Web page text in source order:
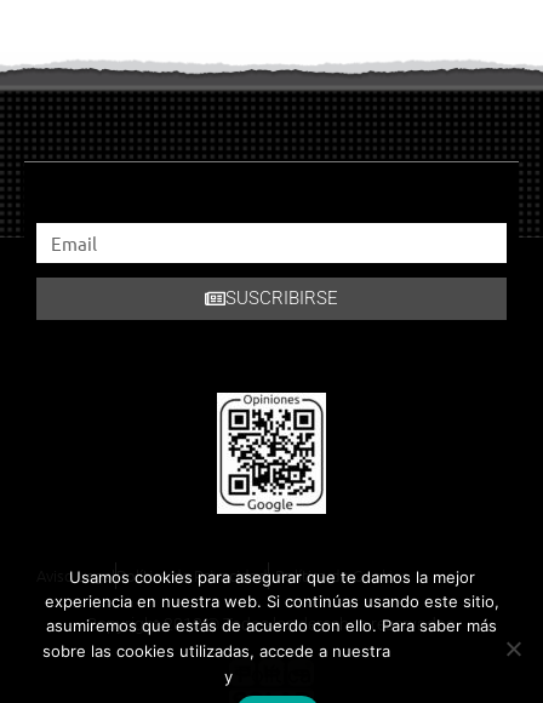
SUSCRIBIRSE
Aviso LegalPolítica de Privacidad Política de Cookies
Copyright 2018 © Todos los derechos reservados.
Usamos cookies para asegurar que te damos la mejor
experiencia en nuestra web. Si continúas usando este sitio,
asumiremos que estás de acuerdo con ello. Para saber más
sobre las cookies utilizadas, accede a nuestra
y